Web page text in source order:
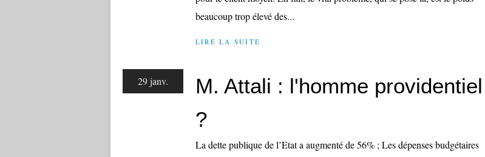
beaucoup trop élevé des...
LIRE LA SUITE
29 janv.
M. Attali : l'homme providentiel
?
La dette publique de l’Etat a augmenté de 56% ; Les dépenses budgétaires